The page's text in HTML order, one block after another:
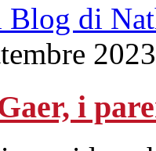
Blog di
i